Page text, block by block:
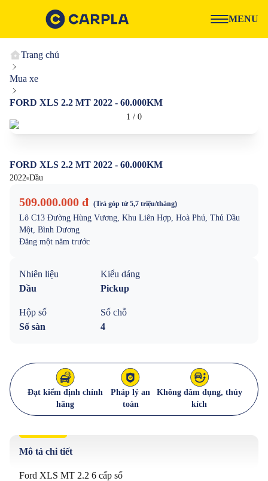
MENU
Trang chủ
Mua xe
FORD XLS 2.2 MT 2022 - 60.000KM
1 / 0
FORD XLS 2.2 MT 2022 - 60.000KM
2022 Dầu
509.000.000 đ (Trả góp từ5,7 triệu/tháng)
Lô C13 Đường Hùng Vương, Khu Liên Hợp, Hoà Phú, Thủ Dầu
Một, Bình Dương
Đăng một năm trước
Nhiên liệu
Dầu
Kiểu dáng
Pickup
Hộp số
Số sàn
Số chỗ
4
Đạt kiểm định chính
hãng
Pháp lý an
toàn
Không đâm đụng, thủy
kích
Mô tả chi tiết
Ford XLS MT 2.2 6 cấp số